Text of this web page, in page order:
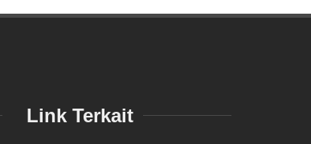
Link Terkait